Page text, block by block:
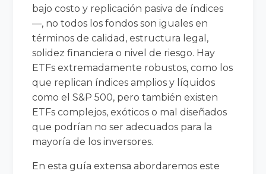
bajo costo y replicación pasiva de índices
—, no todos los fondos son iguales en
términos de calidad, estructura legal,
solidez financiera o nivel de riesgo. Hay
ETFs extremadamente robustos, como los
que replican índices amplios y líquidos
como el S&P 500, pero también existen
ETFs complejos, exóticos o mal diseñados
que podrían no ser adecuados para la
mayoría de los inversores.
En esta guía extensa abordaremos este